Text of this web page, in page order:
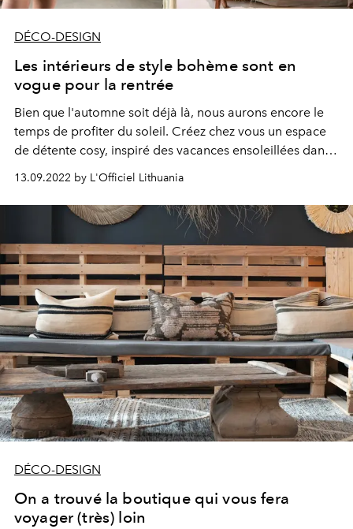
DÉCO-DESIGN
Les intérieurs de style bohème sont en
vogue pour la rentrée
Bien que l'automne soit déjà là, nous aurons encore le
temps de profiter du soleil. Créez chez vous un espace
de détente cosy, inspiré des vacances ensoleillées dans
des contrées exotiques. Il peut s'agir non seulement des
espaces intérieurs de la maison, mais aussi d'une
terrasse ou d'un balcon.
13.09.2022 by L'Officiel Lithuania
DÉCO-DESIGN
On a trouvé la boutique qui vous fera
voyager (très) loin